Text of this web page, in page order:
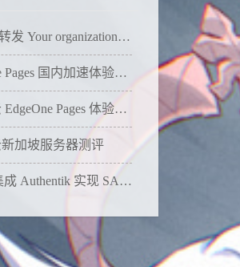
does not allow external forwarding
国内加速体验分享
Pages 体验分享与详细教程
加坡服务器测评
实现 SAML 单点登录（SSO）